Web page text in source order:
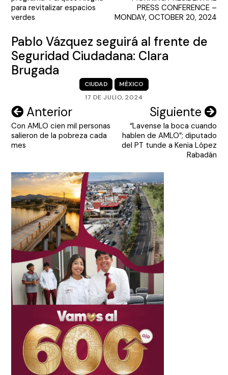
entradas
para revitalizar espacios
verdes
PRESS CONFERENCE –
MONDAY, OCTOBER 20, 2024
Pablo Vázquez seguirá al frente de
Seguridad Ciudadana: Clara
Brugada
CIUDAD
MÉXICO
17 DE JULIO, 2024
Navegación
de
entradas
Anterior
Con AMLO cien mil personas
salieron de la pobreza cada
mes
Siguiente
“Lavense la boca cuando
hablen de AMLO”; diputado
del PT tunde a Kenia López
Rabadán